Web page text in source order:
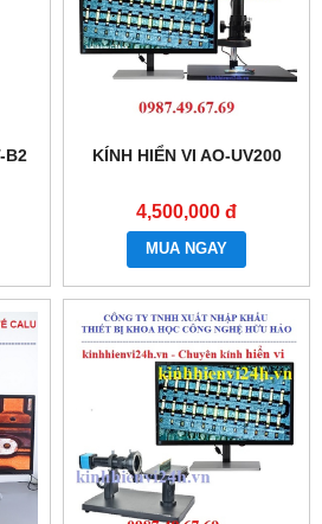
B2 KÍNH HIỂN VI AO-UV200
4,500,000 đ
MUA NGAY